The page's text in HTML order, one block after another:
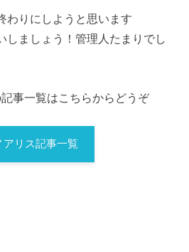
わりにしようと思います
しましょう！管理人たまりでし
事一覧はこちらからどうぞ
アリス記事一覧